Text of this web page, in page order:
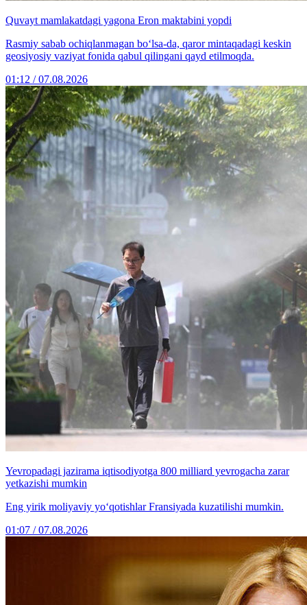
Quvayt mamlakatdagi yagona Eron maktabini yopdi
Rasmiy sabab ochiqlanmagan bo‘lsa-da, qaror mintaqadagi keskin
geosiyosiy vaziyat fonida qabul qilingani qayd etilmoqda.
01:12 / 07.08.2026
Yevropadagi jazirama iqtisodiyotga 800 milliard yevrogacha zarar
yetkazishi mumkin
Eng yirik moliyaviy yo‘qotishlar Fransiyada kuzatilishi mumkin.
01:07 / 07.08.2026